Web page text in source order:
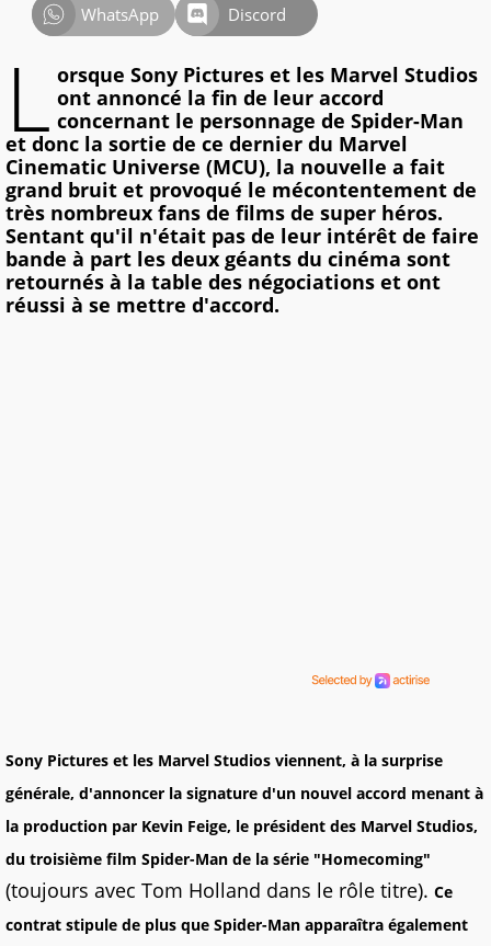
WhatsApp
Discord
L orsque Sony Pictures et les Marvel Studios
ont annoncé la fin de leur accord
concernant le personnage de Spider-Man
et donc la sortie de ce dernier du Marvel
Cinematic Universe (MCU), la nouvelle a fait
grand bruit et provoqué le mécontentement de
très nombreux fans de films de super héros.
Sentant qu'il n'était pas de leur intérêt de faire
bande à part les deux géants du cinéma sont
retournés à la table des négociations et ont
réussi à se mettre d'accord.
Sony Pictures et les Marvel Studios viennent, à la surprise
générale, d'annoncer la signature d'un nouvel accord menant à
la production par Kevin Feige, le président des Marvel Studios,
du troisième film Spider-Man de la série "Homecoming"
(toujours avec Tom Holland dans le rôle titre). Ce
contrat stipule de plus que Spider-Man apparaîtra également